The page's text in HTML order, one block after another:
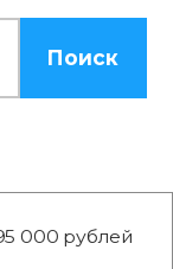
Поиск
000 рублей